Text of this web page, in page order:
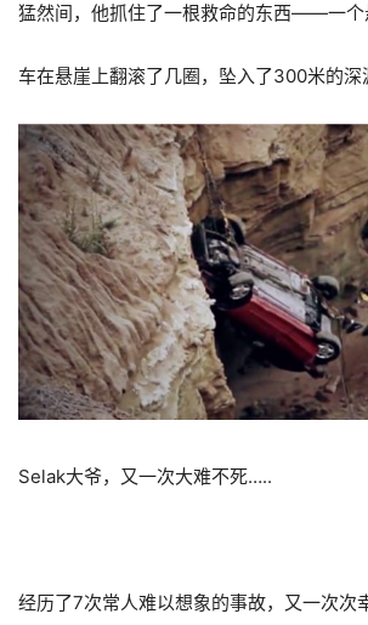
猛然间，他抓住了一根救命的东西——一
车在悬崖上翻滚了几圈，坠入了300米的
Selak大爷，又一次大难不死…..
经历了7次常人难以想象的事故，又一次次